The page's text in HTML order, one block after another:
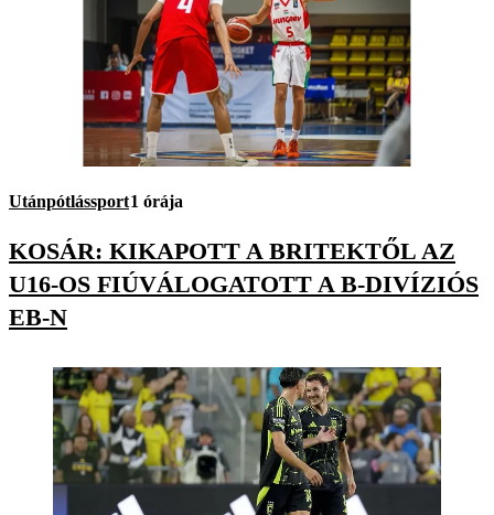
Utánpótlássport1 órája
KOSÁR: KIKAPOTT A BRITEKTŐL AZ
U16-OS FIÚVÁLOGATOTT A B-DIVÍZIÓS
EB-N